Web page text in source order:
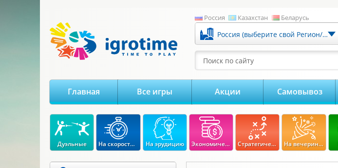
Россия Казахстан Беларусь
Россия (выберите свой Регион/Город)
Поиск по сайту
Главная Все игры Акции Самовывоз
Дуэльные На скорость реакции На эрудицию Экономические Стратегические На вечеринку